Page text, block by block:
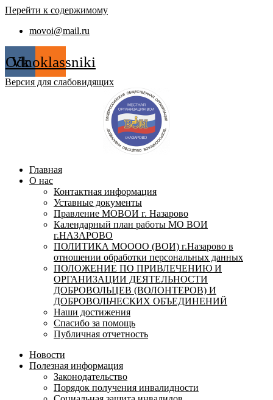
Перейти к содержимому
movoi@mail.ru
Vk
Odnoklassniki
Версия для слабовидящих
Главная
О нас
Контактная информация
Уставные документы
Правление МОВОИ г. Назарово
Календарный план работы МО ВОИ
г.НАЗАРОВО
ПОЛИТИКА МОООО (ВОИ) г.Назарово в
отношении обработки персональных данных
ПОЛОЖЕНИЕ ПО ПРИВЛЕЧЕНИЮ И
ОРГАНИЗАЦИИ ДЕЯТЕЛЬНОСТИ
ДОБРОВОЛЬЦЕВ (ВОЛОНТЕРОВ) И
ДОБРОВОЛЬЧЕСКИХ ОБЪЕДИНЕНИЙ
Наши достижения
Спасибо за помощь
Публичная отчетность
Новости
Полезная информация
Законодательство
Порядок получения инвалидности